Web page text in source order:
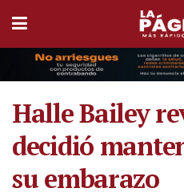
Halle Bailey
decidió
su embarazo